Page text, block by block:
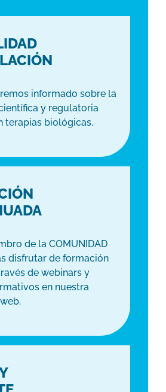
informado sobre la
y regulatoria
terapias biológicas.
de la COMUNIDAD
disfrutar de formación
de webinars y
en nuestra